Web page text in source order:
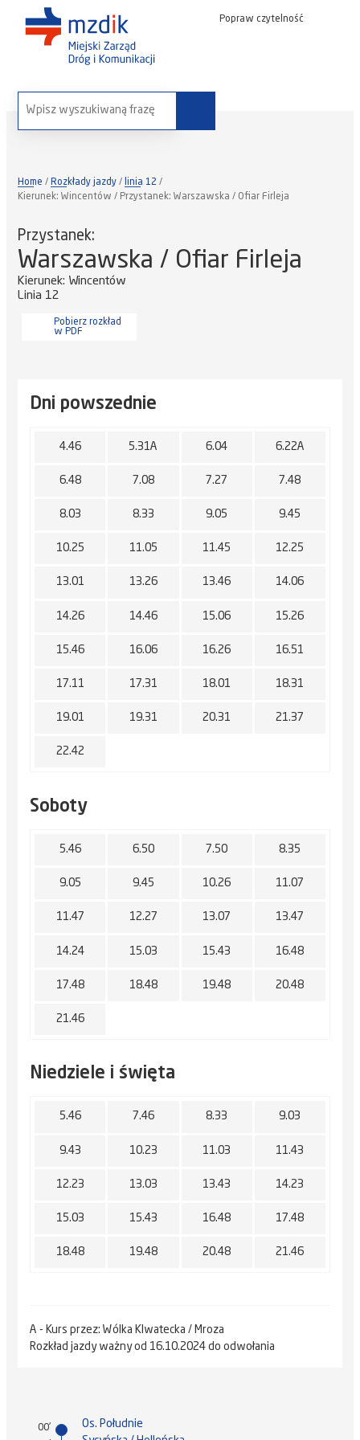
Popraw czytelność
wyszukaj na stronie:
Home Rozkłady jazdy
linia 12
Kierunek: Wincentów / Przystanek: Warszawska / Ofiar Firleja
Przystanek:
Warszawska / Ofiar Firleja
Kierunek: Wincentów
Linia 12
Pobierz rozkład
w PDF
Dni powszednie
4.46 5.31A 6.04 6.22A
6.48 7.08 7.27 7.48
8.03 8.33 9.05 9.45
10.25 11.05 11.45 12.25
13.01 13.26 13.46 14.06
14.26 14.46 15.06 15.26
15.46 16.06 16.26 16.51
17.11 17.31 18.01 18.31
19.01 19.31 20.31 21.37
22.42
Soboty
5.46 6.50 7.50 8.35
9.05 9.45 10.26 11.07
11.47 12.27 13.07 13.47
14.24 15.03 15.43 16.48
17.48 18.48 19.48 20.48
21.46
Niedziele i święta
5.46 7.46 8.33 9.03
9.43 10.23 11.03 11.43
12.23 13.03 13.43 14.23
15.03 15.43 16.48 17.48
18.48 19.48 20.48 21.46
A - Kurs przez: Wólka Klwatecka / Mroza
Rozkład jazdy ważny od 16.10.2024 do odwołania
00'
Os. Południe